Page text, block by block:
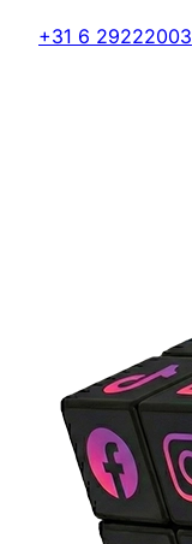
+31 6 29222003